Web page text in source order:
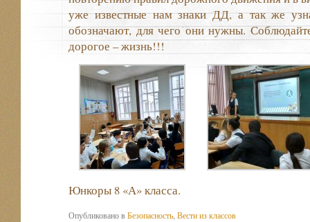
уже известные нам знаки ДД, а так же
обозначают, для чего они нужны.
дорогое – жизнь!!!
Юнкоры 8 «А» класса.
Опубликовано вБезопасность Вести из классов